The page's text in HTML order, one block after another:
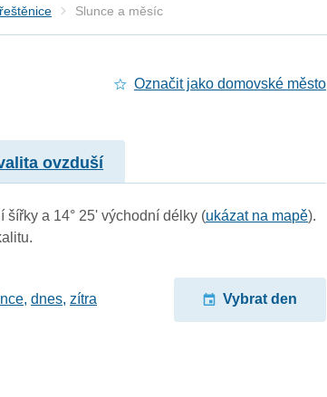
Slunce a měsíc
Označit jako domovské město
ovzduší
šířky a 14° 25' východní délky (ukázat na mapě).
,dnes,zítra Vybrat den